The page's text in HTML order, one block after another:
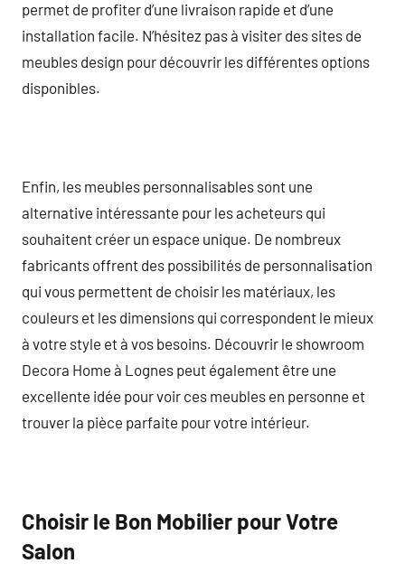
permet de profiter d’une livraison rapide et d’une
installation facile. N’hésitez pas à visiter des sites de
meubles design pour découvrir les différentes options
disponibles.
Enfin, les meubles personnalisables sont une
alternative intéressante pour les acheteurs qui
souhaitent créer un espace unique. De nombreux
fabricants offrent des possibilités de personnalisation
qui vous permettent de choisir les matériaux, les
couleurs et les dimensions qui correspondent le mieux
à votre style et à vos besoins. Découvrir le showroom
Decora Home à Lognes peut également être une
excellente idée pour voir ces meubles en personne et
trouver la pièce parfaite pour votre intérieur.
Choisir le Bon Mobilier pour Votre
Salon